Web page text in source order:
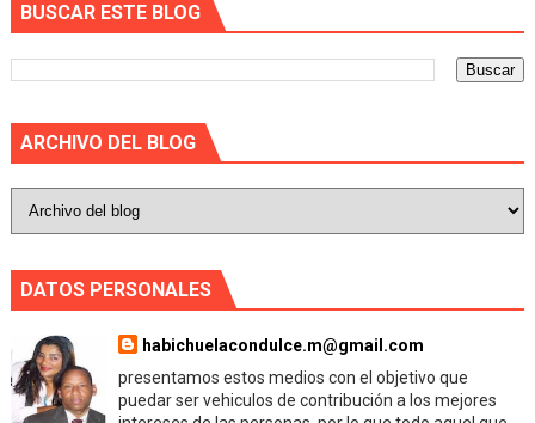
BUSCAR ESTE BLOG
ARCHIVO DEL BLOG
DATOS PERSONALES
habichuelacondulce.m@gmail.com
presentamos estos medios con el objetivo que
puedar ser vehiculos de contribución a los mejores